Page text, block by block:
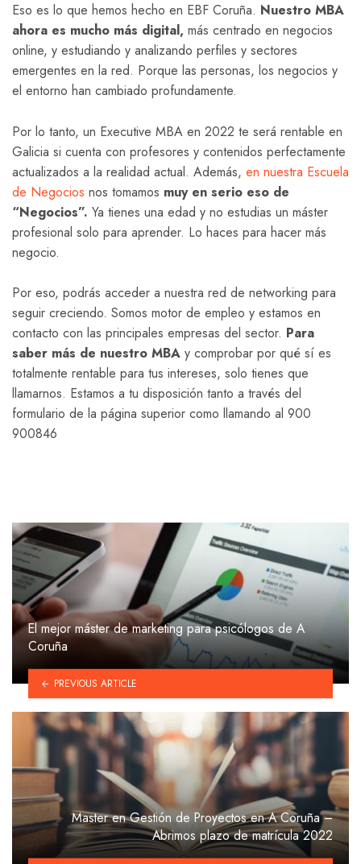
Eso es lo que hemos hecho en EBF Coruña. Nuestro MBA
ahora es mucho más digital, más centrado en negocios
online, y estudiando y analizando perfiles y sectores
emergentes en la red. Porque las personas, los negocios y
el entorno han cambiado profundamente.
Por lo tanto, un Executive MBA en 2022 te será rentable en
Galicia si cuenta con profesores y contenidos perfectamente
actualizados a la realidad actual. Además, en nuestra Escuela
de Negocios nos tomamos muy en serio eso de
“Negocios”. Ya tienes una edad y no estudias un máster
profesional solo para aprender. Lo haces para hacer más
negocio.
Por eso, podrás acceder a nuestra red de networking para
seguir creciendo. Somos motor de empleo y estamos en
contacto con las principales empresas del sector. Para
saber más de nuestro MBA y comprobar por qué sí es
totalmente rentable para tus intereses, solo tienes que
llamarnos. Estamos a tu disposición tanto a través del
formulario de la página superior como llamando al 900
900846
El mejor máster de marketing para psicólogos de A
Coruña
PREVIOUS ARTICLE
Master en Gestión de Proyectos en A Coruña –
Abrimos plazo de matrícula 2022